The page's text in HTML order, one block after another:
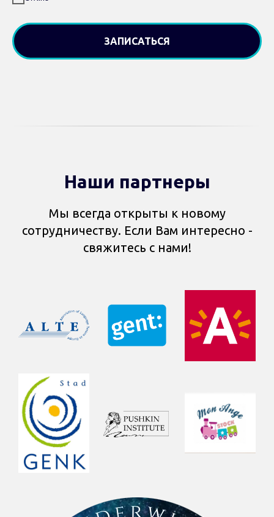
ЗАПИСАТЬСЯ
Наши партнеры
Мы всегда открыты к новому
сотрудничеству. Если Вам интересно -
свяжитесь с нами!